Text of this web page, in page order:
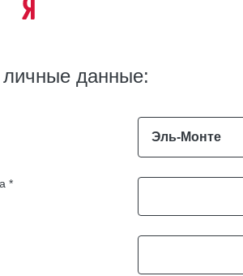
личные данные:
Эль-Монте
*